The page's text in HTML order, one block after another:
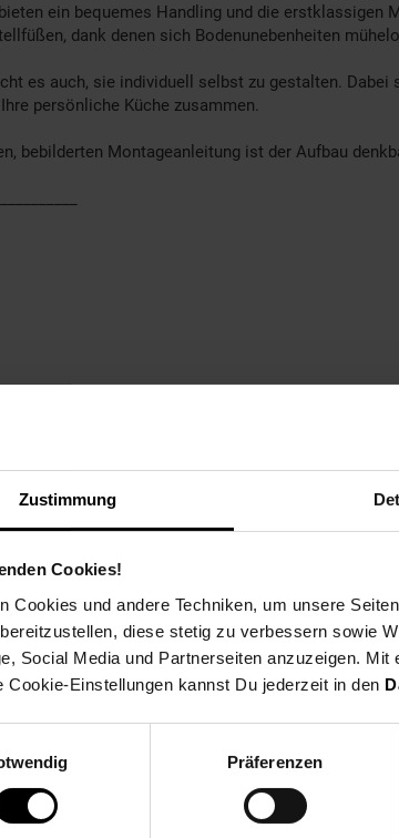
Zustimmung
Cookies!
Cookies und andere Techniken, um unsere
diese stetig zu verbessern sowie
Social Media und Partnerseiten anzuzeigen.
Cookie-Einstellungen kannst Du jederzeit in den
Präferenzen
ein bequemes Handling und die erstklassigen
dank denen sich Bodenunebenheiten
es auch, sie individuell selbst zu gestalten.
persönliche Küche zusammen.
bebilderten Montageanleitung ist der Aufbau